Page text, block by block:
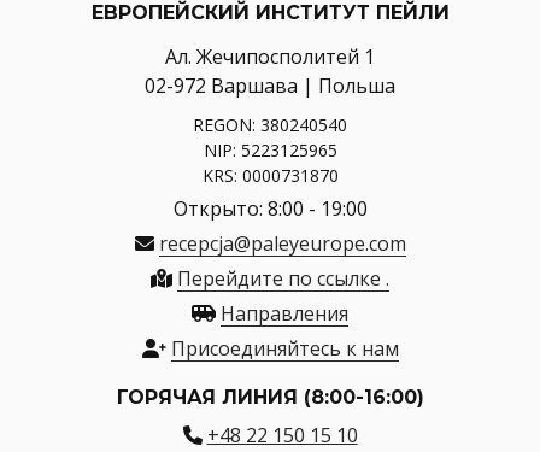
ЕВРОПЕЙСКИЙ ИНСТИТУТ ПЕЙЛИ
Ал. Жечипосполитей 1
02-972 Варшава | Польша
REGON: 380240540
NIP: 5223125965
KRS: 0000731870
Открыто: 8:00 - 19:00
recepcja@paleyeurope.com
Перейдите по ссылке .
Направления
Присоединяйтесь к нам
ГОРЯЧАЯ ЛИНИЯ (8:00-16:00)
+48 22 150 15 10